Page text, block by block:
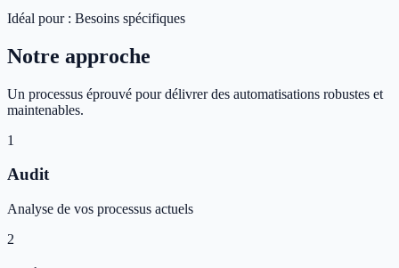
Idéal pour : Besoins spécifiques
Notre approche
Un processus éprouvé pour délivrer des automatisations robustes et
maintenables.
1
Audit
Analyse de vos processus actuels
2